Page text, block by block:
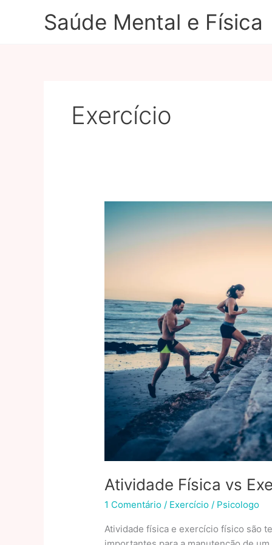
Saúde Mental e Física
Exercício
Atividade Física vs
1 Comentário / Exercício / Psicologo
Atividade física e exercício físico são